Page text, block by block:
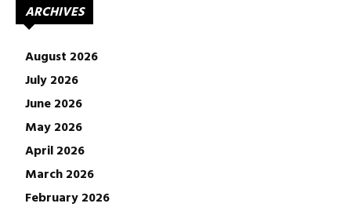
ARCHIVES
August 2026
July 2026
June 2026
May 2026
April 2026
March 2026
February 2026